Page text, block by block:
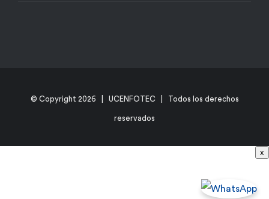
© Copyright 2026 | UCENFOTEC | Todos los derechos
reservados
x